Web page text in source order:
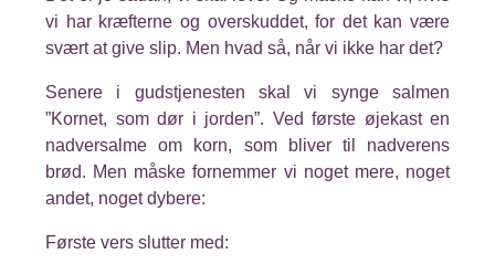
vi har kræfterne og overskuddet, for det kan være
svært at give slip. Men hvad så, når vi ikke har det?
Senere i gudstjenesten skal vi synge salmen
”Kornet, som dør i jorden”. Ved første øjekast en
nadversalme om korn, som bliver til nadverens
brød. Men måske fornemmer vi noget mere, noget
andet, noget dybere:
Første vers slutter med: